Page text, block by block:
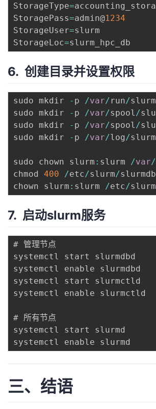
StorageType=
StoragePass=admin@1234
StorageUser=slurm
StorageLoc=
6. 创建目录并设置权限
sudo mkdir - p /var/run/slurm
sudo mkdir
- p /var/spool/
sudo mkdir
- p /var/spool/
sudo mkdir
- p /var/log/slurm
sudo chown slurm : slurm /var/
chmod 400 /etc/slurm/
chown slurm : slurm /etc/slurm
7. 启动slurm服务
# 管理节点
systemctl start slurmdbd
systemctl enable slurmdbd
systemctl start slurmctld
systemctl enable slurmctld
# 所有节点
systemctl start slurmd
三、结语